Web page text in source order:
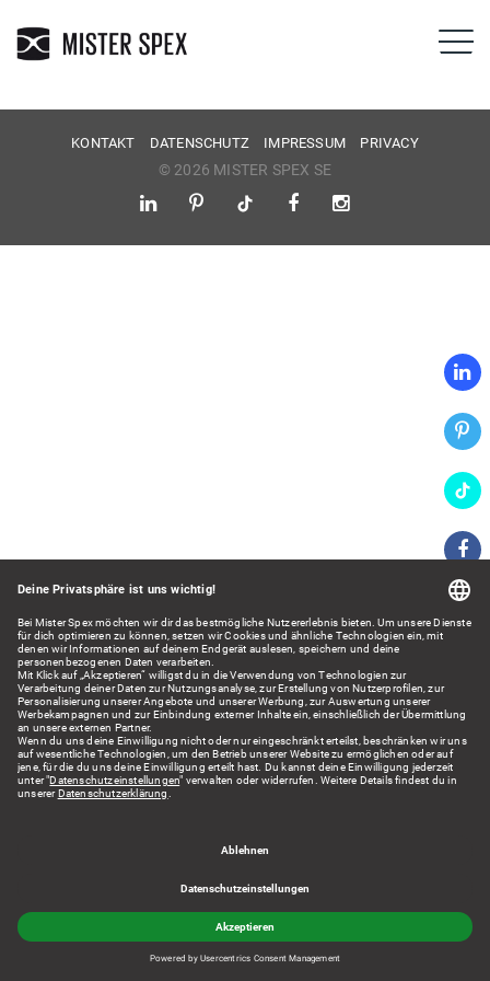
KONTAKT DATENSCHUTZ IMPRESSUM PRIVACY
© 2026 MISTER SPEX SE